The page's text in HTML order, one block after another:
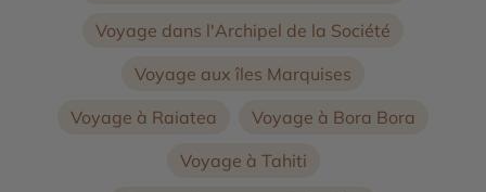
Voyage dans l'Archipel de la Société
Voyage aux îles Marquises
Voyage à Raiatea
Voyage à Bora Bora
Voyage à Tahiti